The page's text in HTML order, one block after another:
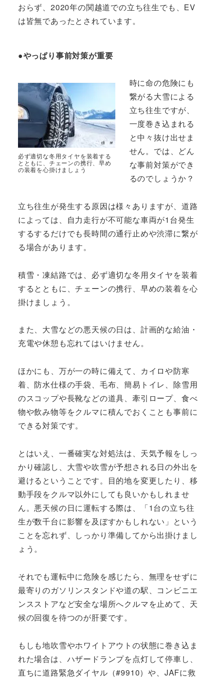
おらず、2020年の関越道での立ち往生でも、EV
は皆無であったとされています。
●やっぱり事前対策が重要
必ず適切な冬用タイヤを装着する
とともに、チェーンの携行、早め
の装着を心掛けましょう
時に命の危険にも
繋がる大雪による
立ち往生ですが、
一度巻き込まれる
と中々抜け出せま
せん。では、どん
な事前対策ができ
るのでしょうか？
立ち往生が発生する原因は様々ありますが、道路
によっては、自力走行が不可能な車両が1台発生
するするだけでも長時間の通行止めや渋滞に繋が
る場合があります。
積雪・凍結路では、必ず適切な冬用タイヤを装着
するとともに、チェーンの携行、早めの装着を心
掛けましょう。
また、大雪などの悪天候の日は、計画的な給油・
充電や休憩も忘れてはいけません。
ほかにも、万が一の時に備えて、カイロや防寒
着、防水仕様の手袋、毛布、簡易トイレ、除雪用
のスコップや長靴などの道具、牽引ロープ、食べ
物や飲み物等をクルマに積んでおくことも事前に
できる対策です。
とはいえ、一番確実な対処法は、天気予報をしっ
かり確認し、大雪や吹雪が予想される日の外出を
避けるということです。目的地を変更したり、移
動手段をクルマ以外にしても良いかもしれませ
ん。悪天候の日に運転する際は、「1台の立ち往
生が数千台に影響を及ぼすかもしれない」という
ことを忘れず、しっかり準備してから出掛けまし
ょう。
それでも運転中に危険を感じたら、無理をせずに
最寄りのガソリンスタンドや道の駅、コンビニエ
ンスストアなど安全な場所へクルマを止めて、天
候の回復を待つのが肝要です。
もしも地吹雪やホワイトアウトの状態に巻き込ま
れた場合は、ハザードランプを点灯して停車し、
直ちに道路緊急ダイヤル（#9910）や、JAFに救